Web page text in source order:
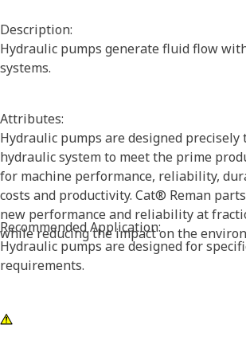
Description:
Hydraulic pumps generate fluid flow
systems.
Attributes:
Hydraulic pumps are designed precisely
hydraulic system to meet the prime
for machine performance, reliability,
costs and productivity. Cat® Reman
new performance and reliability at
while reducing the impact on the
Recommended Application:
Hydraulic pumps are designed for
requirements.